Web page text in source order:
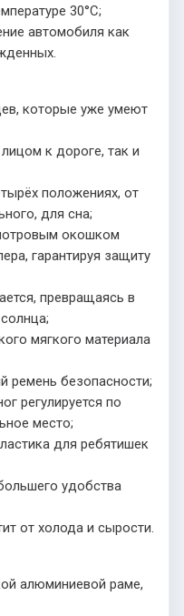
30°С;
автомобиля как
которые уже умеют
к дороге, так и
положениях, от
для сна;
окошком
гарантируя защиту
превращаясь в
мягкого материала
ремень безопасности;
регулируется по
место;
для ребятишек
удобства
от холода и сырости.
алюминиевой раме,